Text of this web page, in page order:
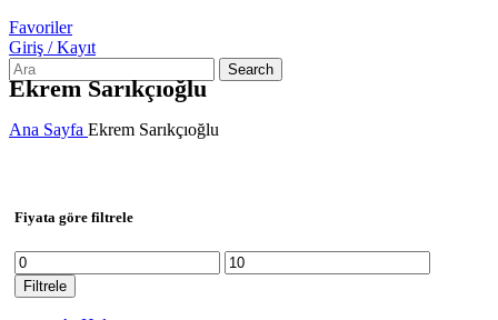
Favoriler
Giriş / Kayıt
Search
Ekrem Sarıkçıoğlu
Ana Sayfa Ekrem Sarıkçıoğlu
Fiyata göre filtrele
En
düşük
fiyat
En
yüksek
Filtrele